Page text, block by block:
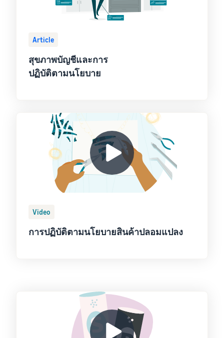
Article
สุขภาพบัญชีและการ
ปฏิบัติตามนโยบาย
Video
การปฏิบัติตามนโยบายสินค้าปลอมแปลง